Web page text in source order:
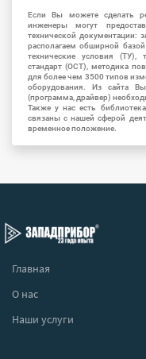
Если Вы можете сделать
инженеры могут
технической документации:
располагаем обширной
технические условия (ТУ),
стандарт (ОСТ), методика
для более чем 3500 типов
оборудования. Из сайта
(программа, драйвер)
Также у нас есть
связаны с нашей сферой
временное положение.
Главная
О нас
Наши услуги